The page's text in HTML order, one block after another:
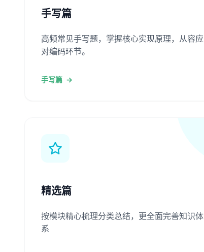
手写篇
高频常见手写题，掌握核心实现原理，从容应
对编码环节。
手写篇 →
精选篇
按模块精心梳理分类总结，更全面完善知识体
系